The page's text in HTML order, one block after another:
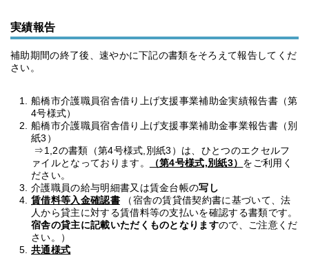
実績報告
補助期間の終了後、速やかに下記の書類をそろえて報告してくだ
さい。
船橋市介護職員宿舎借り上げ支援事業補助金実績報告書（第
4号様式）
船橋市介護職員宿舎借り上げ支援事業補助金事業報告書（別
紙3）
⇒1,2の書類（第4号様式,別紙3）は、ひとつのエクセルフ
ァイルとなっております。
（第4号様式,別紙3） をご利用く
ださい。
介護職員の給与明細書又は賃金台帳の写し
賃借料等入金確認書（宿舎の賃貸借契約書に基づいて、法
人から貸主に対する賃借料等の支払いを確認する書類です。
宿舎の貸主に記載いただくものとなりますので、ご注意くだ
さい。）
共通様式